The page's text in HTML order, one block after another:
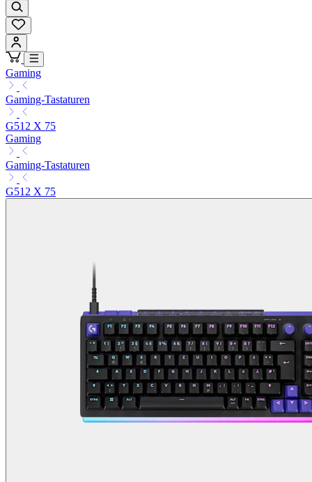
Gaming
Gaming-Tastaturen
G512 X 75
Gaming
Gaming-Tastaturen
G512 X 75